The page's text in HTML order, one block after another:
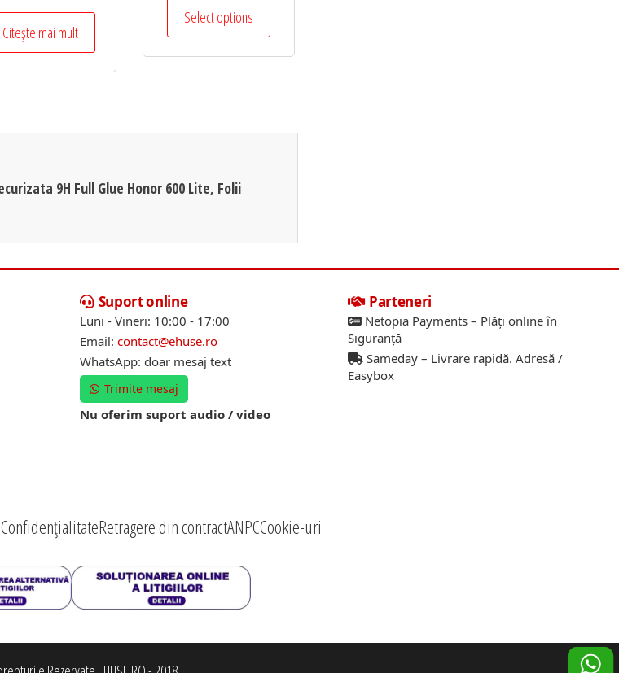
Citește mai mult
Select options
9H Full Glue Honor 600 Lite, Folii
Suport online
Luni - Vineri: 10:00 - 17:00
Email: contact@ehuse.ro
WhatsApp: doar mesaj text
Trimite mesaj
Nu oferim suport audio / video
Parteneri
Netopia Payments – Plăți online în
Siguranță
Sameday – Livrare rapidă. Adresă /
Easybox
Retragere din contractANPCCookie-uri